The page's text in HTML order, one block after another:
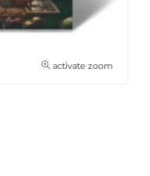
activate zoom